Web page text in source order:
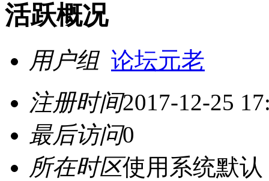
活跃概况
用户组 论坛元老
注册时间2017-12-25
最后访问0
所在时区使用系统默认